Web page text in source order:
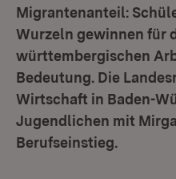
Migrantenanteil:
Wurzeln gewinnen für
württembergischen
Bedeutung. Die
Wirtschaft in Baden-
Jugendlichen mit
Berufseinstieg.